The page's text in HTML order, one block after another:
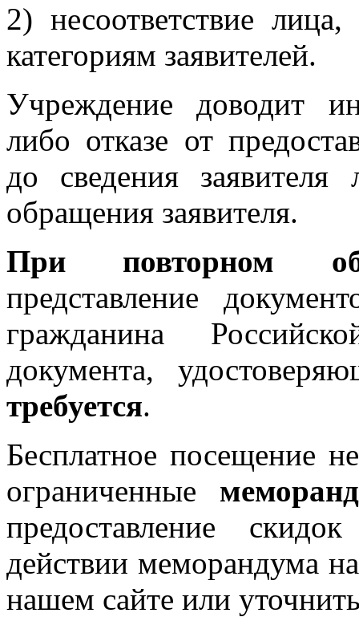
2) несоответствие
категориям заявителей.
Учреждение доводит
либо отказе от
до сведения заявителя
обращения заявителя.
При повторном
представление
гражданина
документа,
требуется.
Бесплатное посещение
ограниченные
предоставление
действии меморандума
нашем сайте или